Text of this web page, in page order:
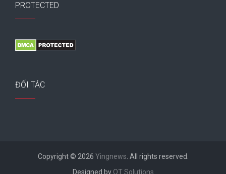
PROTECTED
ĐỐI TÁC
Copyright © 2026 Yingnews. All rights reserved.
Designed by QT Solutions